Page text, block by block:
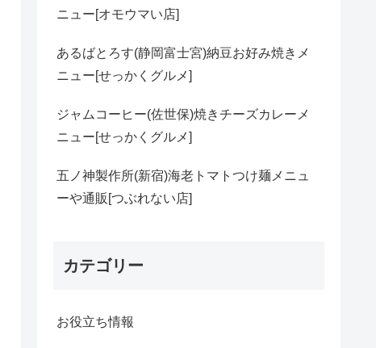
ニュー[オモウマい店]
あるばとろす(静岡富士宮)納豆お好み焼きメ
ニュー[せっかくグルメ]
ジャムコーヒー(佐世保)焼きチーズカレーメ
ニュー[せっかくグルメ]
五ノ神製作所(新宿)海老トマトつけ麺メニュ
ーや通販[つぶれない店]
カテゴリー
お役立ち情報